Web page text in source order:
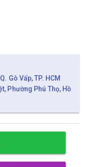
Gò Vấp, TP. HCM
Phường Phú Thọ, Hồ